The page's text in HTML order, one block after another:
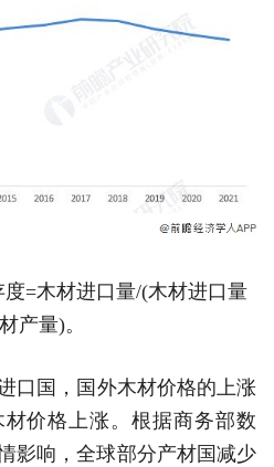
=木材进口量/(木材进口量
产量)。
口国，国外木材价格的上涨
价格上涨。根据商务部数
影响，全球部分产材国减少